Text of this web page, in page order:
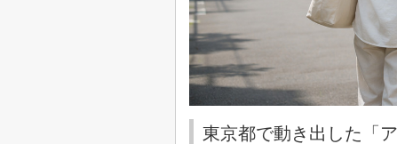
東京都で動き出した「